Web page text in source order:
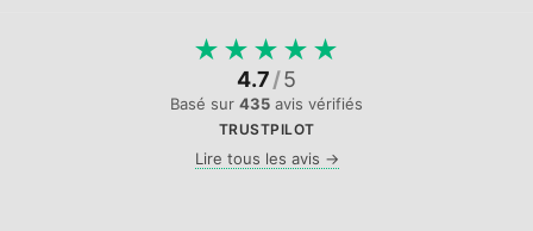
★ ★ ★ ★ ★
4.7/5
Basé sur 435 avis vérifiés
TRUSTPILOT
Lire tous les avis →